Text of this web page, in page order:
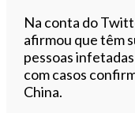
Na conta do
afirmou que têm
pessoas
com casos
China.